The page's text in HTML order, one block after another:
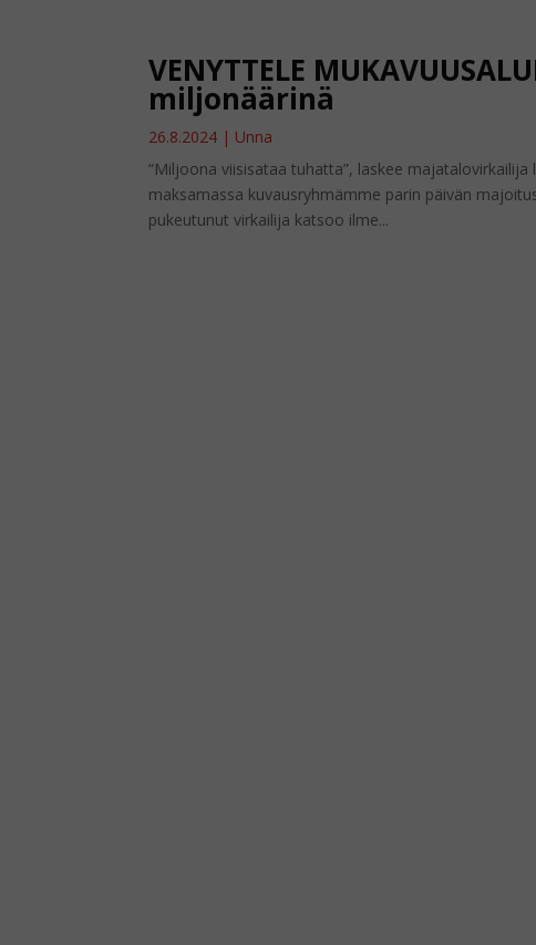
VENYTTELE
miljonäärinä
26.8.2024 | Unna
“Miljoona viisisataa tuhatta”, laskee
maksamassa kuvausryhmämme parin päivän
pukeutunut virkailija katsoo ilme...